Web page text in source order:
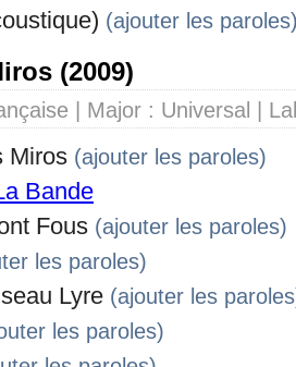
(ajouter les
(2009)
| Major : Universal |
Miros (ajouter les paroles)
Bande
Fous (ajouter les paroles)
les paroles)
Lyre (ajouter les
les paroles)